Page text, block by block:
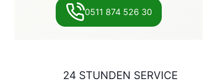
0511 874 526 30
24 STUNDEN SERVICE